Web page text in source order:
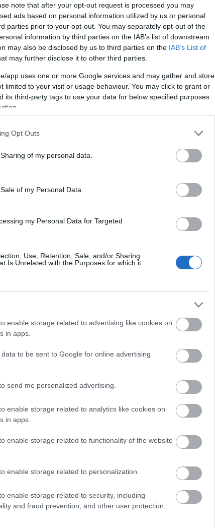
note that after your opt-out request is processed you may
ads based on personal information utilized by us or personal
parties prior to your opt-out. You may separately opt-out of the
information by third parties on the IAB’s list of downstream
may also be disclosed by us to third parties on the IAB’s List of
may further disclose it to other third parties.
app uses one or more Google services and may gather and store
limited to your visit or usage behaviour. You may click to grant or
its third-party tags to use your data for below specified purposes
Opt Outs
of my personal data.
of my Personal Data.
my Personal Data for Targeted
Use, Retention, Sale, and/or Sharing
Is Unrelated with the Purposes for which it
enable storage related to advertising like cookies on
in apps.
to be sent to Google for online advertising
send me personalized advertising.
enable storage related to analytics like cookies on
in apps.
enable storage related to functionality of the website
enable storage related to personalization.
enable storage related to security, including
and fraud prevention, and other user protection.
Amadea blogja
Amilgade
Andiamo
Ani a könyvek világában
Annamarie
AnniPanni
Bridge olvas
Byblos
Carmencita
Christine
Katherine's Bookstore
Keményfedél
Könyvespolcom
Könyvmoly
Könyvmolyoló
Lobo
Miestas magánkönyvtára
Minden könyv egy
Müzli
Ninetta és a
könyvmolyok
Pável
Pupilla
Rita olvas
Sajtosrolo